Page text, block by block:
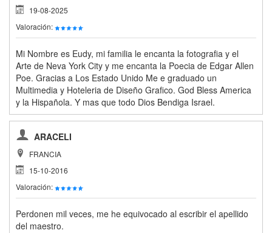
19-08-2025
Valoración:
Mi Nombre es Eudy, mi familia le encanta la fotografia y el
Arte de Neva York City y me encanta la Poecia de Edgar Allen
Poe. Gracias a Los Estado Unido Me e graduado un
Multimedia y Hoteleria de Diseño Grafico. God Bless America
y la Hispañola. Y mas que todo Dios Bendiga Israel.
ARACELI
FRANCIA
15-10-2016
Valoración:
Perdonen mil veces, me he equivocado al escribir el apellido
del maestro.